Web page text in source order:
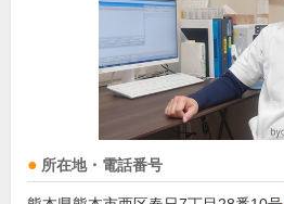
所在地・電話番号